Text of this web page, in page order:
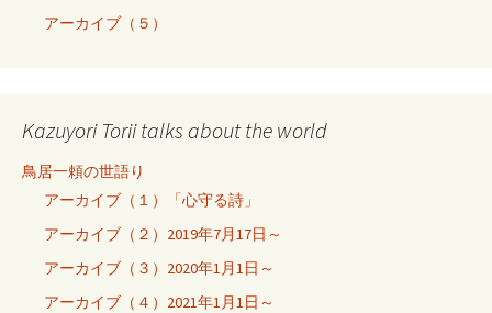
アーカイブ（５）
Kazuyori Torii talks about the world
鳥居一頼の世語り
アーカイブ（１）「心守る詩」
アーカイブ（２）2019年7月17日～
アーカイブ（３）2020年1月1日～
アーカイブ（４）2021年1月1日～